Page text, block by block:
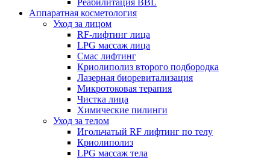
Реабилитация BBL
Аппаратная косметология
Уход за лицом
RF-лифтинг лица
LPG массаж лица
Смас лифтинг
Криолиполиз второго подбородка
Лазерная биоревитализация
Микротоковая терапия
Чистка лица
Химические пилинги
Уход за телом
Игольчатый RF лифтинг по телу
Криолиполиз
LPG массаж тела